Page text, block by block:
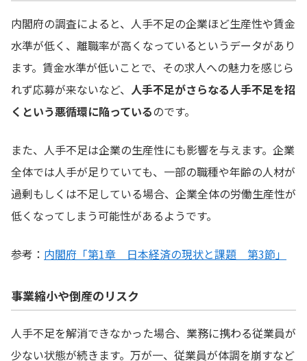
内閣府の調査によると、人手不足の企業ほど生産性や賃金
水準が低く、離職率が高くなっているというデータがあり
ます。賃金水準が低いことで、その求人への魅力を感じら
れず応募が来ないなど、 人手不足がさらなる人手不足を招
くという悪循環に陥っているのです。
また、人手不足は企業の生産性にも影響を与えます。企業
全体では人手が足りていても、一部の職種や年齢の人材が
過剰もしくは不足している場合、企業全体の労働生産性が
低くなってしまう可能性があるようです。
参考： 内閣府「第1章 日本経済の現状と課題 第3節」
事業縮小や倒産のリスク
人手不足を解消できなかった場合、業務に携わる従業員が
少ない状態が続きます。万が一、従業員が体調を崩すなど